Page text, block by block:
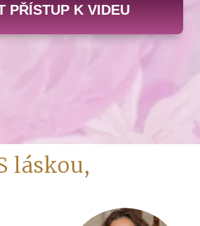
PŘÍSTUP K VIDEU
láskou,